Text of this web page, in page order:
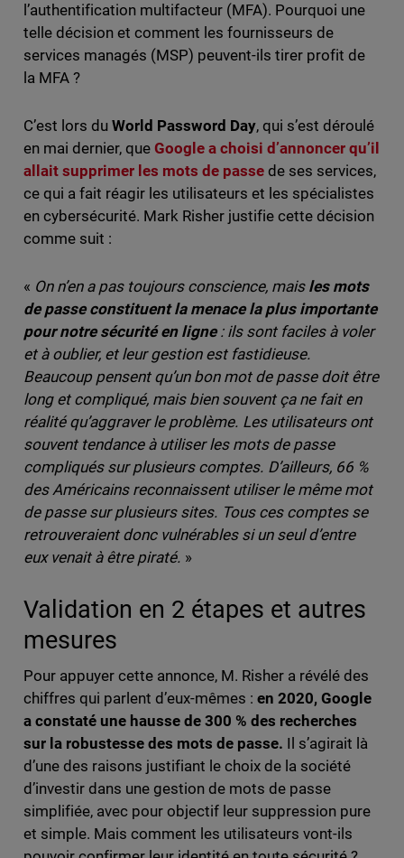
l’authentification multifacteur (MFA). Pourquoi une
telle décision et comment les fournisseurs de
services managés (MSP) peuvent-ils tirer profit de
la MFA ?
C’est lors du World Password Day, qui s’est déroulé
en mai dernier, que Google a choisi d’annoncer qu’il
allait supprimer les mots de passede ses services,
ce qui a fait réagir les utilisateurs et les spécialistes
en cybersécurité. Mark Risher justifie cette décision
comme suit :
« On n’en a pas toujours conscience, mais les mots
de passe constituent la menace la plus importante
pour notre sécurité en ligne: ils sont faciles à voler
et à oublier, et leur gestion est fastidieuse.
Beaucoup pensent qu’un bon mot de passe doit être
long et compliqué, mais bien souvent ça ne fait en
réalité qu’aggraver le problème. Les utilisateurs ont
souvent tendance à utiliser les mots de passe
compliqués sur plusieurs comptes. D’ailleurs, 66 %
des Américains reconnaissent utiliser le même mot
de passe sur plusieurs sites. Tous ces comptes se
retrouveraient donc vulnérables si un seul d’entre
eux venait à être piraté. »
Validation en 2 étapes et autres
mesures
Pour appuyer cette annonce, M. Risher a révélé des
chiffres qui parlent d’eux-mêmes :en 2020, Google
a constaté une hausse de 300 % des recherches
sur la robustesse des mots de passe. Il s’agirait là
d’une des raisons justifiant le choix de la société
d’investir dans une gestion de mots de passe
simplifiée, avec pour objectif leur suppression pure
et simple. Mais comment les utilisateurs vont-ils